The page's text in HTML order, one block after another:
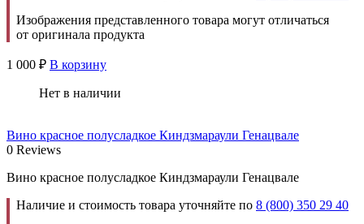
Изображения представленного товара могут отличаться
от оригинала продукта
1 000 ₽ В корзину
Нет в наличии
Вино красное полусладкое Киндзмараули Генацвале
0 Reviews
Вино красное полусладкое Киндзмараули Генацвале
Наличие и стоимость товара уточняйте по 8 (800) 350 29 40